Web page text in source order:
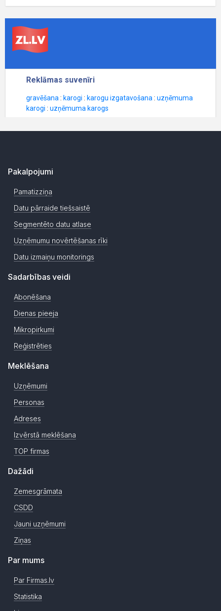
Pakalpojumi
Pamatizziņa
Datu pārraide tiešsaistē
Segmentēto datu atlase
Uzņēmumu novērtēšanas rīki
Datu izmaiņu monitorings
Sadarbības veidi
Abonēšana
Dienas pieeja
Mikropirkumi
Reģistrēties
Meklēšana
Uzņēmumi
Personas
Adreses
Izvērstā meklēšana
TOP firmas
Dažādi
Zemesgrāmata
CSDD
Jauni uzņēmumi
Ziņas
Par mums
Par Firmas.lv
Statistika